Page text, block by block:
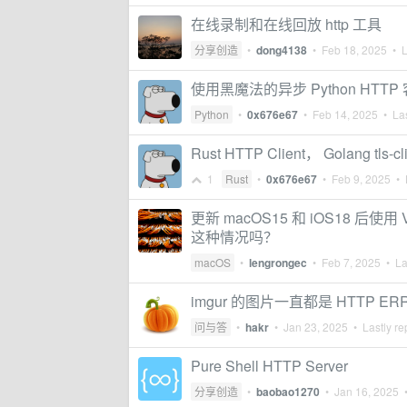
在线录制和在线回放 http 工具
分享创造 • dong4138 • Feb 18, 2025 •
使用黑魔法的异步 Python HTTP
Python • 0x676e67 • Feb 14, 2025 •
Rust HTTP Client， Golang tls-
1 Rust • 0x676e67 • Feb 9, 2025 •
更新 macOS15 和 iOS18 后使
这种情况吗？
macOS • lengrongec • Feb 7, 2025 •
imgur 的图片一直都是 HTTP
问与答 • hakr • Jan 23, 2025 • Lastly
Pure Shell HTTP Server
分享创造 • baobao1270 • Jan 16, 2025